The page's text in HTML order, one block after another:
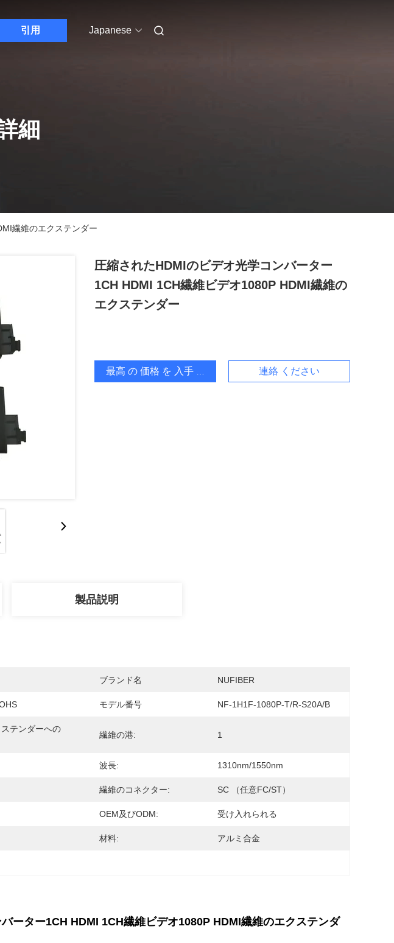
引用 Japanese
細
繊維のエクステンダー
圧縮されたHDMIのビデオ光学コンバーター
1CH HDMI 1CH繊維ビデオ1080P HDMI繊維の
エクステンダー
最高 の 価格 を 入手 する 連絡 ください
製品説明
ブランド名 NUFIBER
モデル番号 NF-1H1F-1080P-T/R-S20A/B
テンダーへの
繊維の港: 1
波長: 1310nm/1550nm
繊維のコネクター: SC （任意FC/ST）
OEM及びODM: 受け入れられる
材料: アルミ合金
ーター1CH HDMI 1CH繊維ビデオ1080P HDMI繊維のエクステンダ